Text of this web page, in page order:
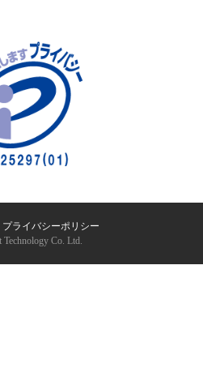
プライバシーポリシー
Technology Co. Ltd.